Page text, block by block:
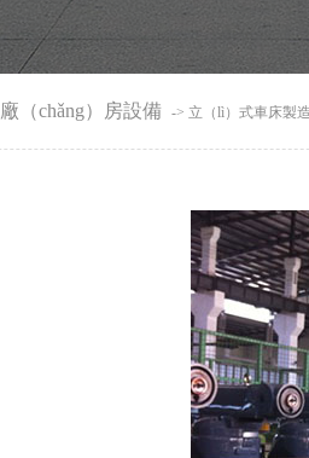
廠（chǎng）房設備 -> 立（lì）式車床製